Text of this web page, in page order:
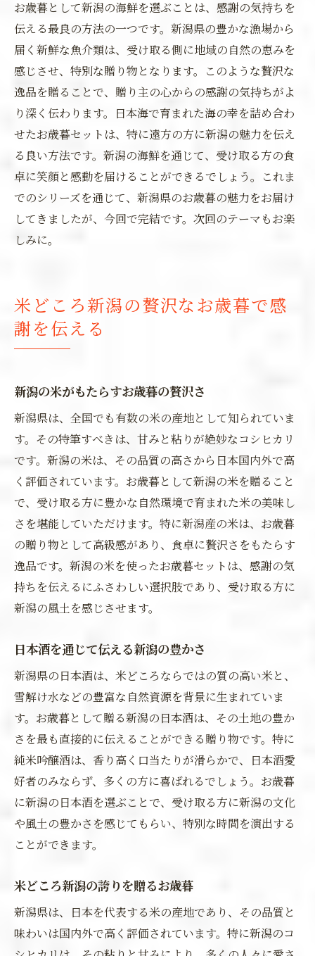
お歳暮として新潟の海鮮を選ぶことは、感謝の気持ちを
伝える最良の方法の一つです。新潟県の豊かな漁場から
届く新鮮な魚介類は、受け取る側に地域の自然の恵みを
感じさせ、特別な贈り物となります。このような贅沢な
逸品を贈ることで、贈り主の心からの感謝の気持ちがよ
り深く伝わります。日本海で育まれた海の幸を詰め合わ
せたお歳暮セットは、特に遠方の方に新潟の魅力を伝え
る良い方法です。新潟の海鮮を通じて、受け取る方の食
卓に笑顔と感動を届けることができるでしょう。これま
でのシリーズを通じて、新潟県のお歳暮の魅力をお届け
してきましたが、今回で完結です。次回のテーマもお楽
しみに。
米どころ新潟の贅沢なお歳暮で感
謝を伝える
新潟の米がもたらすお歳暮の贅沢さ
新潟県は、全国でも有数の米の産地として知られていま
す。その特筆すべきは、甘みと粘りが絶妙なコシヒカリ
です。新潟の米は、その品質の高さから日本国内外で高
く評価されています。お歳暮として新潟の米を贈ること
で、受け取る方に豊かな自然環境で育まれた米の美味し
さを堪能していただけます。特に新潟産の米は、お歳暮
の贈り物として高級感があり、食卓に贅沢さをもたらす
逸品です。新潟の米を使ったお歳暮セットは、感謝の気
持ちを伝えるにふさわしい選択肢であり、受け取る方に
新潟の風土を感じさせます。
日本酒を通じて伝える新潟の豊かさ
新潟県の日本酒は、米どころならではの質の高い米と、
雪解け水などの豊富な自然資源を背景に生まれていま
す。お歳暮として贈る新潟の日本酒は、その土地の豊か
さを最も直接的に伝えることができる贈り物です。特に
純米吟醸酒は、香り高く口当たりが滑らかで、日本酒愛
好者のみならず、多くの方に喜ばれるでしょう。お歳暮
に新潟の日本酒を選ぶことで、受け取る方に新潟の文化
や風土の豊かさを感じてもらい、特別な時間を演出する
ことができます。
米どころ新潟の誇りを贈るお歳暮
新潟県は、日本を代表する米の産地であり、その品質と
味わいは国内外で高く評価されています。特に新潟のコ